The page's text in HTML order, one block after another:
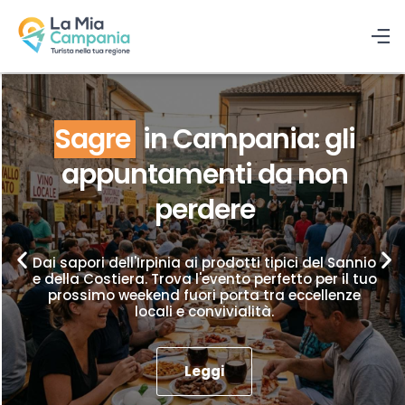
Sagre in Campania: gli
appuntamenti da non
perdere
Dai sapori dell'Irpinia ai prodotti tipici del Sannio
e della Costiera. Trova l'evento perfetto per il tuo
prossimo weekend fuori porta tra eccellenze
locali e convivialità.
Leggi